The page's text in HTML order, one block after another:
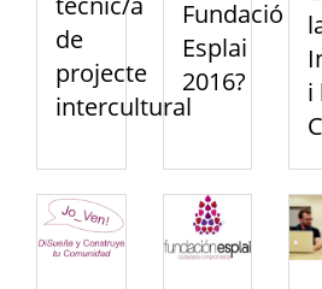
de
projecte
intercultural
Fundació
Esplai
2016?
i